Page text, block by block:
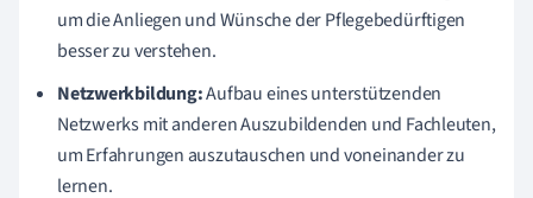
um die Anliegen und Wünsche der Pflegebedürftigen
besser zu verstehen.
Netzwerkbildung:Aufbau eines unterstützenden
Netzwerks mit anderen Auszubildenden und Fachleuten,
um Erfahrungen auszutauschen und voneinander zu
lernen.